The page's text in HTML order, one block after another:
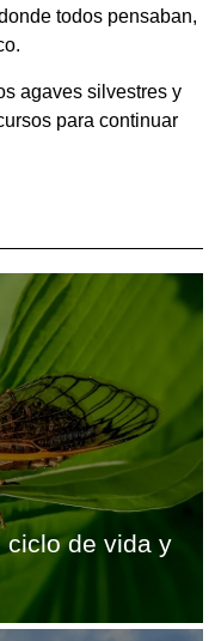
todos pensaban,
agaves silvestres y
para continuar
ciclo de vida y